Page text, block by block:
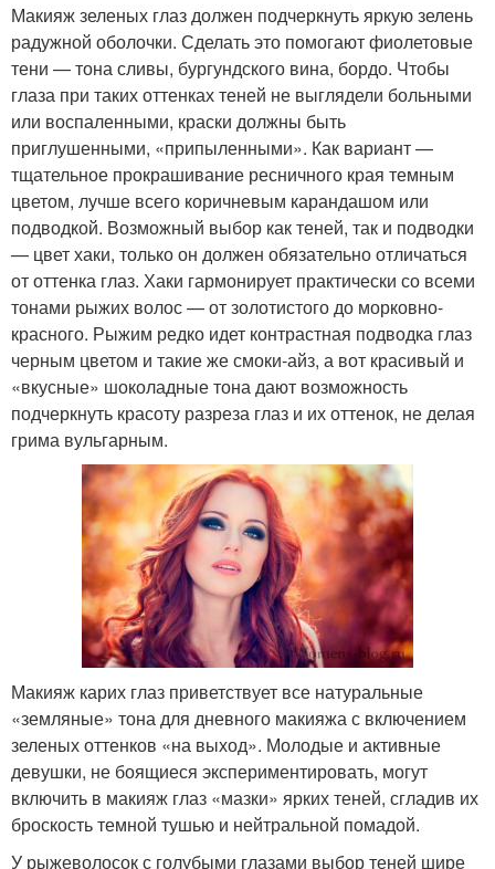
Макияж зеленых глаз должен подчеркнуть яркую зелень
радужной оболочки. Сделать это помогают фиолетовые
тени — тона сливы, бургундского вина, бордо. Чтобы
глаза при таких оттенках теней не выглядели больными
или воспаленными, краски должны быть
приглушенными, «припыленными». Как вариант —
тщательное прокрашивание ресничного края темным
цветом, лучше всего коричневым карандашом или
подводкой. Возможный выбор как теней, так и подводки
— цвет хаки, только он должен обязательно отличаться
от оттенка глаз. Хаки гармонирует практически со всеми
тонами рыжих волос — от золотистого до морковно-
красного. Рыжим редко идет контрастная подводка глаз
черным цветом и такие же смоки-айз, а вот красивый и
«вкусные» шоколадные тона дают возможность
подчеркнуть красоту разреза глаз и их оттенок, не делая
грима вульгарным.
Макияж карих глаз приветствует все натуральные
«земляные» тона для дневного макияжа с включением
зеленых оттенков «на выход». Молодые и активные
девушки, не боящиеся экспериментировать, могут
включить в макияж глаз «мазки» ярких теней, сгладив их
броскость темной тушью и нейтральной помадой.
У рыжеволосок с голубыми глазами выбор теней шире